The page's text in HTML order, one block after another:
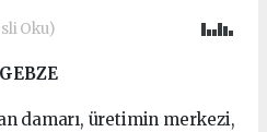
Oku)
damarı, üretimin merkezi,